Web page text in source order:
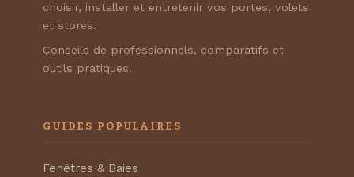
choisir, installer et entretenir vos portes, volets
et stores.
Conseils de professionnels, comparatifs et
outils pratiques.
GUIDES POPULAIRES
Fenêtres & Baies